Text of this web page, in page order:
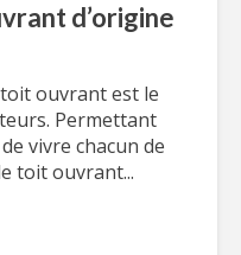
d’origine
ouvrant est le
Permettant
vivre chacun de
toit ouvrant...